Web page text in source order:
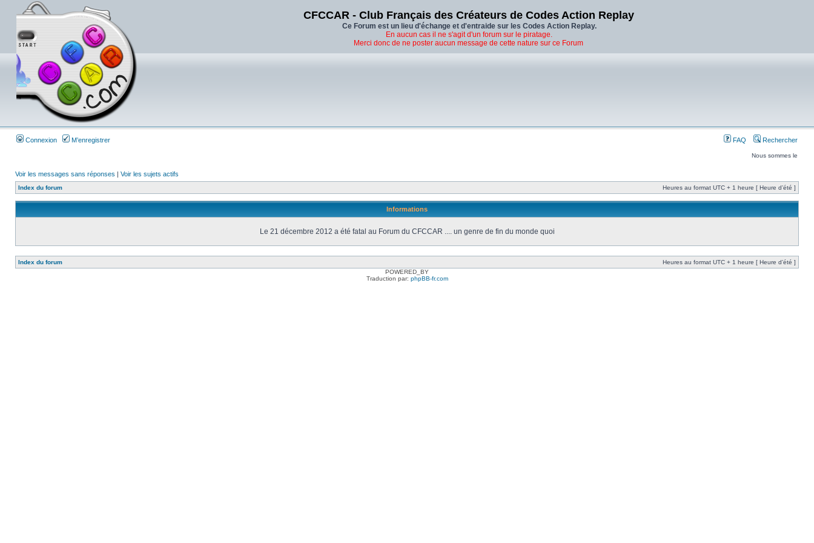
CFCCAR - Club Français des Créateurs de Codes Action Replay
Ce Forum est un lieu d'échange et d'entraide sur les Codes Action Replay.
En aucun cas il ne s'agit d'un forum sur le piratage.
Merci donc de ne poster aucun message de cette nature sur ce Forum
Connexion M’enregistrer FAQ Rechercher
Nous sommes le
Voir les messages sans réponses | Voir les sujets actifs
Index du forum Heures au format UTC + 1 heure [ Heure d’été ]
Informations
Le 21 décembre 2012 a été fatal au Forum du CFCCAR .... un genre de fin du monde quoi
Index du forum
Heures au format UTC + 1 heure [ Heure d’été ]
POWERED_BY
Traduction par: phpBB-fr.com